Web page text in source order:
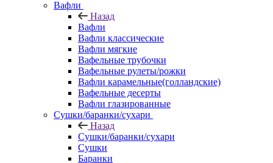
Вафли
Назад
Вафли
Вафли классические
Вафли мягкие
Вафельные трубочки
Вафельные рулеты/рожки
Вафли карамельные(голландские)
Вафельные десерты
Вафли глазированные
Сушки/баранки/сухари
Назад
Сушки/баранки/сухари
Сушки
Баранки